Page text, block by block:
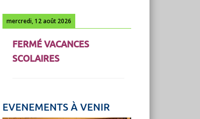
mercredi, 12 août 2026
FERMÉ VACANCES
SCOLAIRES
EVENEMENTS À VENIR